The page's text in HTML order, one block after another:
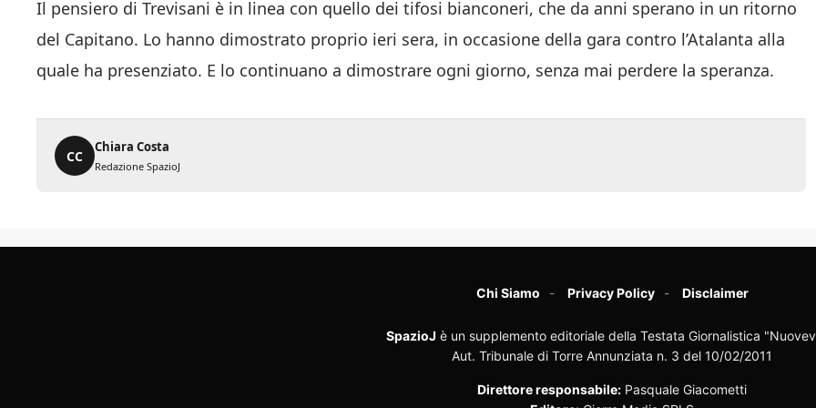
Il pensiero di Trevisani è in linea con quello dei tifosi bianconeri, che da anni sperano in un ritorno
del Capitano. Lo hanno dimostrato proprio ieri sera, in occasione della gara contro l’Atalanta alla
quale ha presenziato. E lo continuano a dimostrare ogni giorno, senza mai perdere la speranza.
CC
Chiara Costa
Redazione SpazioJ
Chi Siamo Privacy Policy Disclaimer
SpazioJ è un supplemento editoriale della Testata Giornalistica
Aut. Tribunale di Torre Annunziata n. 3 del 10/02/2011
Direttore responsabile: Pasquale Giacometti